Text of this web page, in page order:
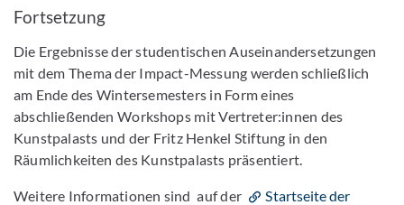
Fortsetzung
Die Ergebnisse der studentischen Auseinandersetzungen
mit dem Thema der Impact-Messung werden schließlich
am Ende des Wintersemesters in Form eines
abschließenden Workshops mit Vertreter:innen des
Kunstpalasts und der Fritz Henkel Stiftung in den
Räumlichkeiten des Kunstpalasts präsentiert.
Weitere Informationen sind auf der
Startseite der